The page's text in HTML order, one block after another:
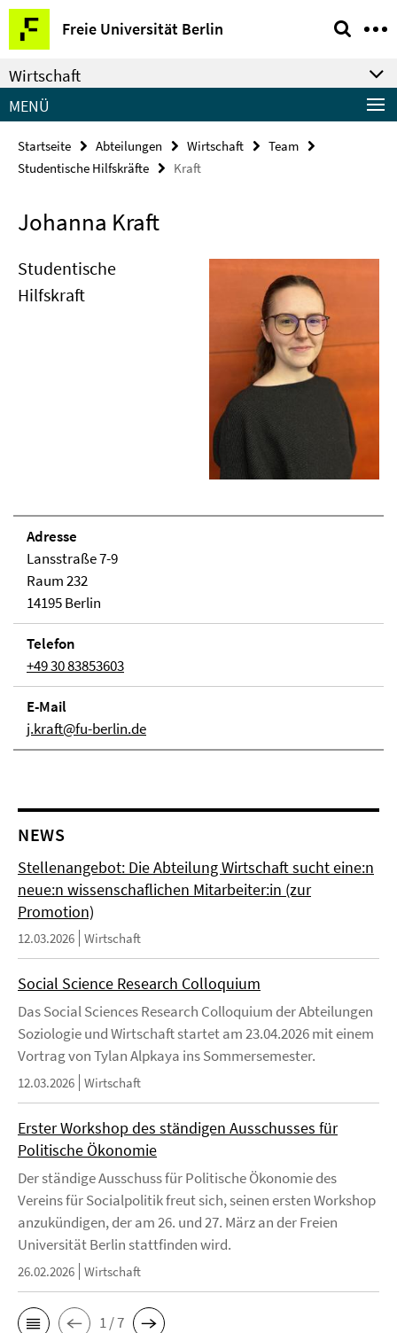
Springe
direkt
zu
Inhalt
Freie Universität Berlin
Service-
Navigation
Wirtschaft
MENÜ
Startseite Abteilungen Wirtschaft
Team
Studentische Hilfskräfte
Kraft
Johanna Kraft
Studentische
Hilfskraft
Adresse
Lansstraße 7-9
Raum 232
14195 Berlin
Telefon
+49 30 83853603
E-Mail
j.kraft@fu-berlin.de
NEWS
Stellenangebot: Die Abteilung Wirtschaft sucht eine:n
neue:n wissenschaflichen Mitarbeiter:in (zur
Promotion)
12.03.2026 Wirtschaft
Social Science Research Colloquium
Das Social Sciences Research Colloquium der Abteilungen
Soziologie und Wirtschaft startet am 23.04.2026 mit einem
Vortrag von Tylan Alpkaya ins Sommersemester.
12.03.2026 Wirtschaft
Erster Workshop des ständigen Ausschusses für
Politische Ökonomie
Der ständige Ausschuss für Politische Ökonomie des
Vereins für Socialpolitik freut sich, seinen ersten Workshop
anzukündigen, der am 26. und 27. März an der Freien
Universität Berlin stattfinden wird.
26.02.2026 Wirtschaft
1 / 7